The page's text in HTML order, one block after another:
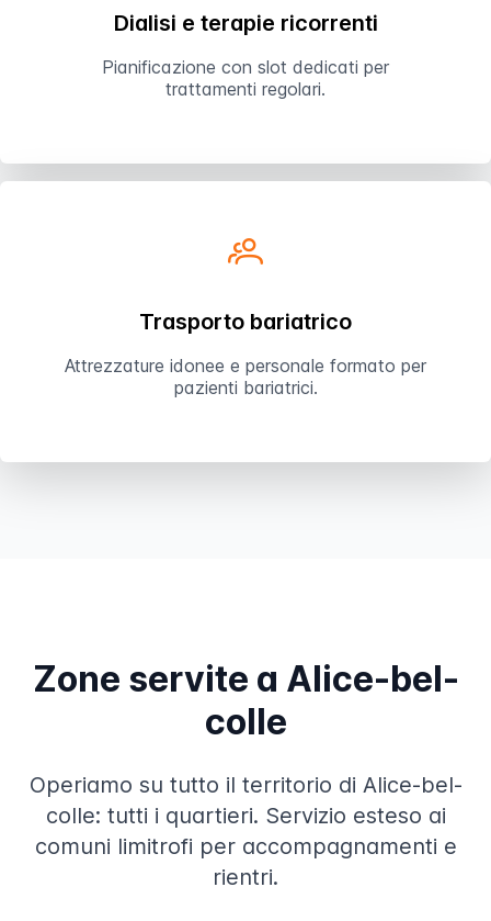
Dialisi e terapie ricorrenti
Pianificazione con slot dedicati per
trattamenti regolari.
Trasporto bariatrico
Attrezzature idonee e personale formato per
pazienti bariatrici.
Zone servite a Alice-bel-
colle
Operiamo su tutto il territorio di Alice-bel-
colle: tutti i quartieri. Servizio esteso ai
comuni limitrofi per accompagnamenti e
rientri.